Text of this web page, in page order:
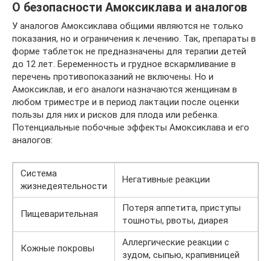
О безопасности Амоксиклава и аналогов
У аналогов Амоксиклава общими являются не только
показания, но и ограничения к лечению. Так, препараты в
форме таблеток не предназначены для терапии детей
до 12 лет. Беременность и грудное вскармливание в
перечень противопоказаний не включены. Но и
Амоксиклав, и его аналоги назначаются женщинам в
любом триместре и в период лактации после оценки
пользы для них и рисков для плода или ребенка.
Потенциальные побочные эффекты Амоксиклава и его
аналогов:
Система
жизнедеятельности
Негативные реакции
Пищеварительная
Потеря аппетита, приступы
тошноты, рвоты, диарея
Кожные покровы
Аллергические реакции с
зудом, сыпью, крапивницей